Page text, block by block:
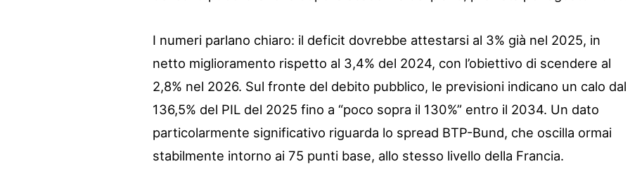
I numeri parlano chiaro: il deficit dovrebbe attestarsi al 3% già nel 2025, in
netto miglioramento rispetto al 3,4% del 2024, con l’obiettivo di scendere al
2,8% nel 2026. Sul fronte del debito pubblico, le previsioni indicano un calo dal
136,5% del PIL del 2025 fino a “poco sopra il 130%” entro il 2034. Un dato
particolarmente significativo riguarda lo spread BTP-Bund, che oscilla ormai
stabilmente intorno ai 75 punti base, allo stesso livello della Francia.